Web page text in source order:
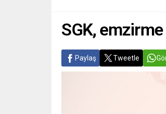
SGK,
Paylaş Tweetle